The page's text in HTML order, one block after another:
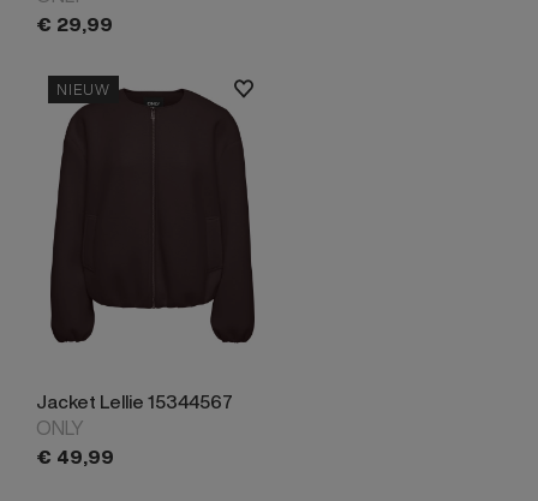
€ 29,99
NIEUW
Jacket Lellie 15344567
ONLY
€ 49,99